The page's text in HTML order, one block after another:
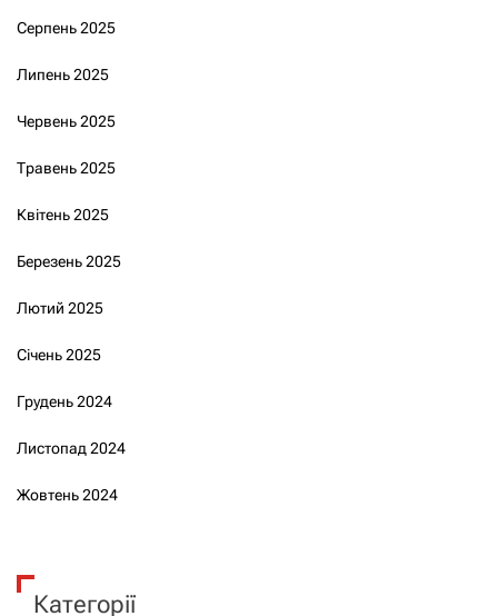
Серпень 2025
Липень 2025
Червень 2025
Травень 2025
Квітень 2025
Березень 2025
Лютий 2025
Січень 2025
Грудень 2024
Листопад 2024
Жовтень 2024
Категорії